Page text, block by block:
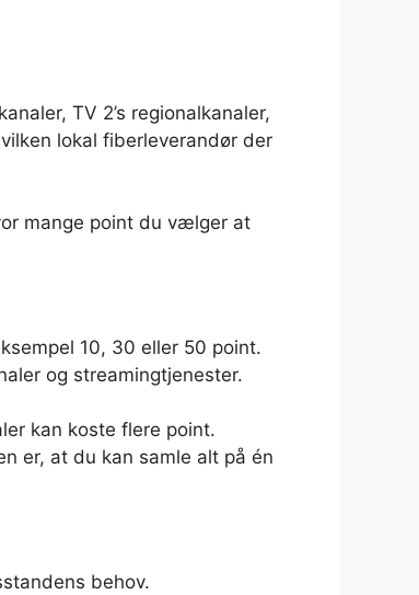
TV 2’s regionalkanaler,
lokal fiberleverandør der
mange point du vælger at
10, 30 eller 50 point.
og streamingtjenester.
kan koste flere point.
er, at du kan samle alt på én
behov.